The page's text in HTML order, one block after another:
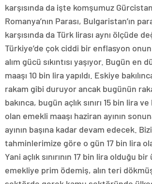
karşısında da işte komşumuz
Romanya’nın Parası, Bulgaristan’ın
karşısında da Türk lirası aynı ölçüde
Türkiye’de çok ciddi bir enflasyon
alım gücü sıkıntısı yaşıyor. Bugün en
maaşı 10 bin lira yapıldı. Eskiye
rakam gibi duruyor ancak bugünün
bakınca, bugün açlık sınırı 15 bin lira
olan emekli maaşı haziran ayının
ayının başına kadar devam edecek.
tahminlerimize göre o gün 17 bin lira
Yani açlık sınırının 17 bin lira olduğu
emekliye prim ödemiş, alın teri